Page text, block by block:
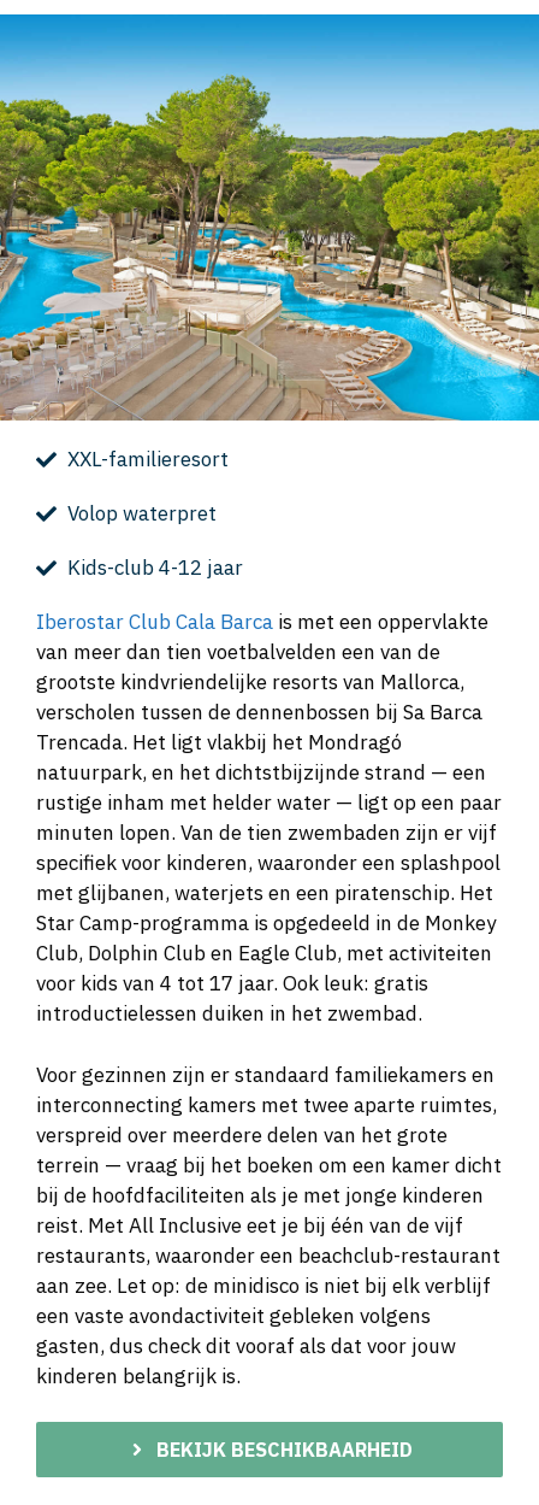
XXL-familieresort
Volop waterpret
Kids-club 4-12 jaar
Iberostar Club Cala Barca is met een oppervlakte
van meer dan tien voetbalvelden een van de
grootste kindvriendelijke resorts van Mallorca,
verscholen tussen de dennenbossen bij Sa Barca
Trencada. Het ligt vlakbij het Mondragó
natuurpark, en het dichtstbijzijnde strand — een
rustige inham met helder water — ligt op een paar
minuten lopen. Van de tien zwembaden zijn er vijf
specifiek voor kinderen, waaronder een splashpool
met glijbanen, waterjets en een piratenschip. Het
Star Camp-programma is opgedeeld in de Monkey
Club, Dolphin Club en Eagle Club, met activiteiten
voor kids van 4 tot 17 jaar. Ook leuk: gratis
introductielessen duiken in het zwembad.
Voor gezinnen zijn er standaard familiekamers en
interconnecting kamers met twee aparte ruimtes,
verspreid over meerdere delen van het grote
terrein — vraag bij het boeken om een kamer dicht
bij de hoofdfaciliteiten als je met jonge kinderen
reist. Met All Inclusive eet je bij één van de vijf
restaurants, waaronder een beachclub-restaurant
aan zee. Let op: de minidisco is niet bij elk verblijf
een vaste avondactiviteit gebleken volgens
gasten, dus check dit vooraf als dat voor jouw
kinderen belangrijk is.
BEKIJK BESCHIKBAARHEID